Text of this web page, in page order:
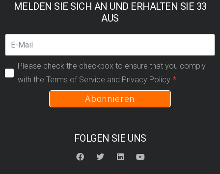
MELDEN SIE SICH AN UND ERHALTEN SIE 33
AUS
Please check the checkbox to ensure that you comply
with the Terms of Service and Privacy Policy.
Abonnieren
FOLGEN SIE UNS